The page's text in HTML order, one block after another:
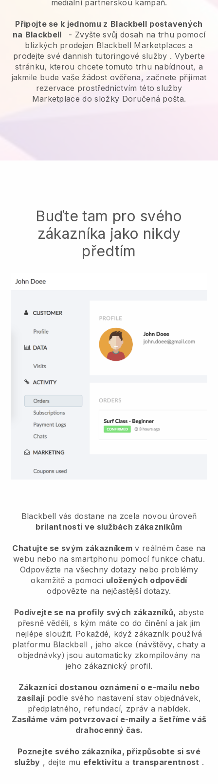
mediální partnerskou kampaň.
Připojte se k jednomu z Blackbell postavených
na Blackbell - Zvyšte svůj dosah na trhu pomocí
blízkých prodejen Blackbell Marketplaces a
prodejte své dannish tutoringové služby . Vyberte
stránku, kterou chcete tomuto trhu nabídnout, a
jakmile bude vaše žádost ověřena, začnete přijímat
rezervace prostřednictvím této služby
Marketplace do složky Doručená pošta.
Buďte tam pro svého
zákazníka jako nikdy
předtím
Blackbell vás dostane na zcela novou úroveň
brilantnosti ve službách zákazníkům
Chatujte se svým zákazníkemv reálném čase na
webu nebo na smartphonu pomocí funkce chatu.
Odpovězte na všechny dotazy nebo problémy
okamžitě a pomocí uložených odpovědí
odpovězte na nejčastější dotazy.
Podívejte se na profily svých zákazníků, abyste
přesně věděli, s kým máte co do činění a jak jim
nejlépe sloužit. Pokaždé, když zákazník používá
platformu Blackbell , jeho akce (návštěvy, chaty a
objednávky) jsou automaticky zkompilovány na
jeho zákaznický profil.
Zákazníci dostanou oznámení o e-mailu nebo
zasílajípodle svého nastavení stav objednávek,
předplatného, refundací, zpráv a nabídek.
Zasíláme vám potvrzovací e-maily a šetříme váš
drahocenný čas.
Poznejte svého zákazníka, přizpůsobte si své
služby , dejte mu efektivitu a transparentnost .